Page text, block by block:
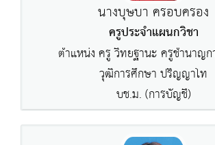
นางบุษบา ครอบครอง
ครูประจำแผนกวิชา
ตำแหน่ง ครู วิทยฐานะ ครูชำนาญ
วุฒิการศึกษา ปริญญาโท
บช.ม. (การบัญชี)